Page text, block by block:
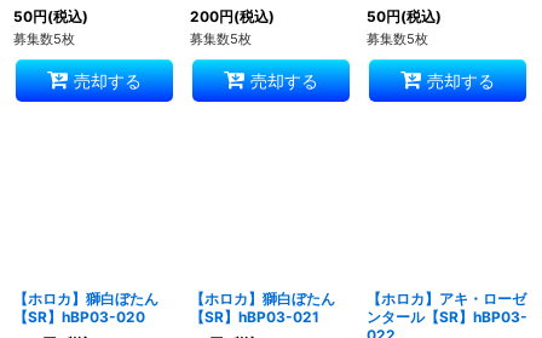
50円(税込)
募集数5枚
売却する
200円(税込)
募集数5枚
売却する
50円(税込)
募集数5枚
売却する
【ホロカ】獅白ぼたん
【SR】hBP03-020
【ホロカ】獅白ぼたん
【SR】hBP03-021
【ホロカ】アキ・ローゼ
ンタール【SR】hBP03-